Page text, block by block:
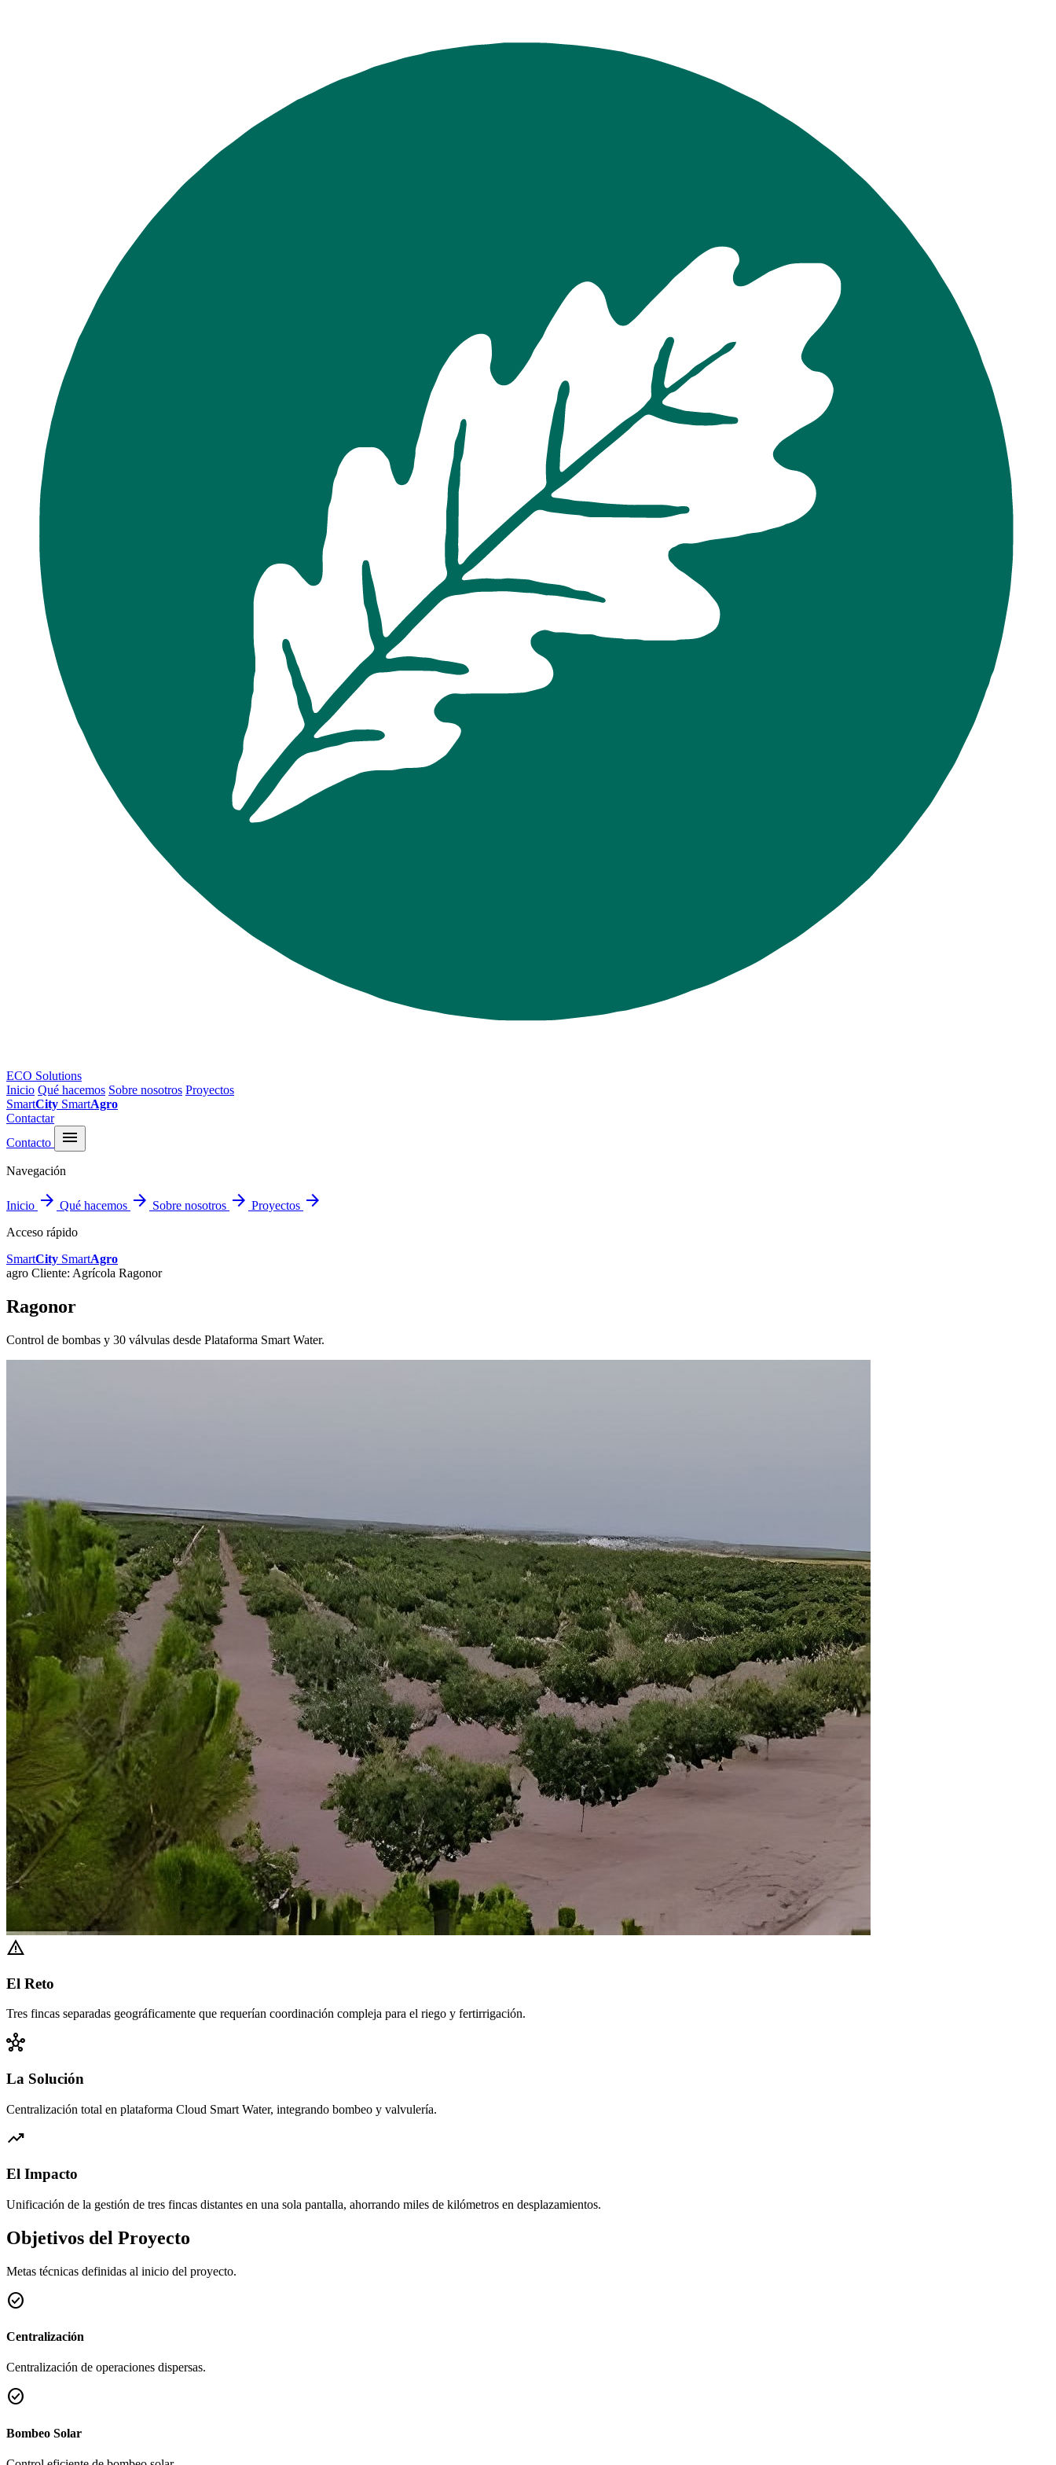
ECO Solutions
Inicio Qué hacemos Sobre nosotros Proyectos
SmartCity SmartAgro
Contactar
Contacto
menu
Navegación
Inicio arrow_forward Qué hacemos arrow_forward Sobre nosotros arrow_forward Proyectos arrow_forward
Acceso rápido
SmartCity SmartAgro
agro Cliente: Agrícola Ragonor
Ragonor
Control de bombas y 30 válvulas desde Plataforma Smart Water.
warning
El Reto
Tres fincas separadas geográficamente que requerían coordinación compleja para el riego y fertirrigación.
hub
La Solución
Centralización total en plataforma Cloud Smart Water, integrando bombeo y valvulería.
trending_up
El Impacto
Unificación de la gestión de tres fincas distantes en una sola pantalla, ahorrando miles de kilómetros en desplazamientos.
Objetivos del Proyecto
Metas técnicas definidas al inicio del proyecto.
check_circle
Centralización
Centralización de operaciones dispersas.
check_circle
Bombeo Solar